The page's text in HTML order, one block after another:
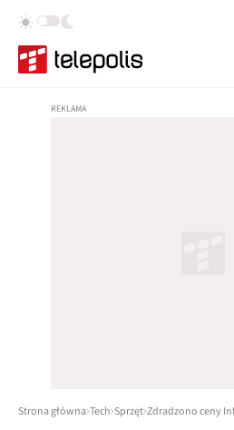
Strona główna Tech Sprzęt